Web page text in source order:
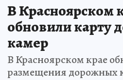
В Красноярском
обновили карту
камер
В Красноярском крае
размещения дорожных